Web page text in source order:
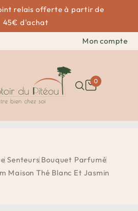
relais offerte à partir de
45€ d'achat
Mon compte
0
Senteurs Bouquet Parfumé
Maison Thé Blanc Et Jasmin